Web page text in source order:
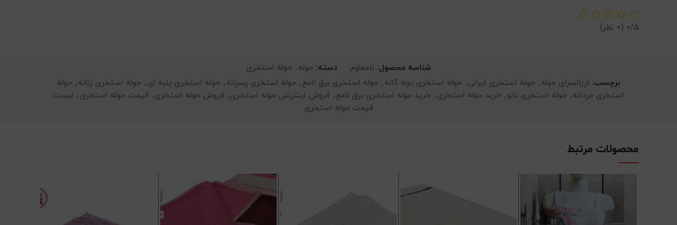
0/5 (0 نظر)
شناسه محصول: نامعلوم دسته: حوله, حوله استخری
برچسب: ارزانسرای حوله, حوله استخری ایرانی, حوله استخری بچه گانه, حوله استخری برق لامع, حوله استخری پسرانه, حوله استخری پنبه ای, حوله استخری زنانه, حوله
استخری مردانه, حوله استخری نانو, خرید حوله استخری, خرید حوله استخری برق لامع, فروش اینترنتی حوله استخری, فروش حوله استخری, قیمت حوله استخری, لیست
قیمت حوله استخری
محصولات مرتبط